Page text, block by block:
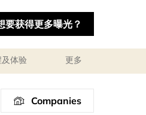
要获得更多曝光？
体验 更多
Companies